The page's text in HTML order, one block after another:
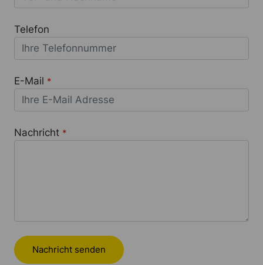
Telefon
E-Mail *
Nachricht *
Nachricht senden